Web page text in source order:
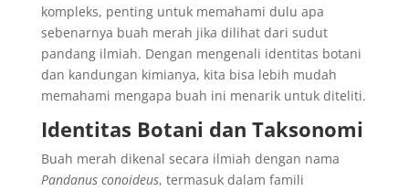
kompleks, penting untuk memahami dulu apa
sebenarnya buah merah jika dilihat dari sudut
pandang ilmiah. Dengan mengenali identitas botani
dan kandungan kimianya, kita bisa lebih mudah
memahami mengapa buah ini menarik untuk diteliti.
Identitas Botani dan Taksonomi
Buah merah dikenal secara ilmiah dengan nama
Pandanus conoideus, termasuk dalam famili